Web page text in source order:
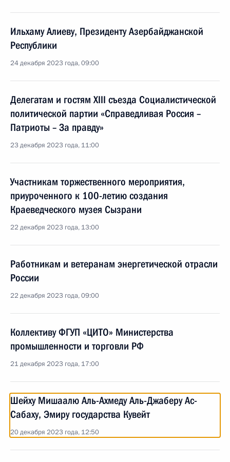
Ильхаму Алиеву, Президенту Азербайджанской
Республики
24 декабря 2023 года, 09:00
Делегатам и гостям XIII съезда Социалистической
политической партии «Справедливая Россия –
Патриоты – За правду»
23 декабря 2023 года, 11:00
Участникам торжественного мероприятия,
приуроченного к 100-летию создания
Краеведческого музея Сызрани
22 декабря 2023 года, 13:00
Работникам и ветеранам энергетической отрасли
России
22 декабря 2023 года, 09:00
Коллективу ФГУП «ЦИТО» Министерства
промышленности и торговли РФ
21 декабря 2023 года, 17:00
Шейху Мишаалю Аль-Ахмеду Аль-Джаберу Ас-
Сабаху, Эмиру государства Кувейт
20 декабря 2023 года, 12:50